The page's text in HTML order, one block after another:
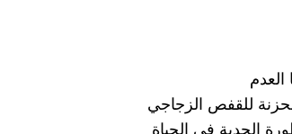
العدم
للقفص الزجاجي